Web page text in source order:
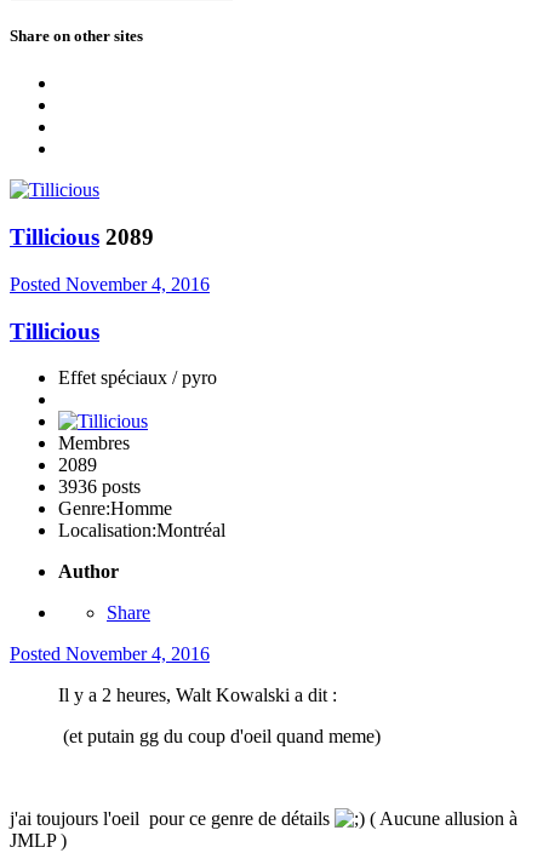
Share on other sites
Tillicious 2089
Posted November 4, 2016
Tillicious
Effet spéciaux / pyro
Membres
2089
3936 posts
Genre:Homme
Localisation:Montréal
Author
Share
Posted November 4, 2016
Il y a 2 heures, Walt Kowalski a dit :
(et putain gg du coup d'oeil quand meme)
j'ai toujours l'oeil pour ce genre de détails
( Aucune allusion à
JMLP )